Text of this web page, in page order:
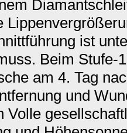
ist
Beim Stufe-
am 4. Tag
und
Volle